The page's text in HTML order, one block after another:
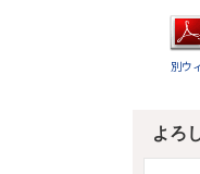
別ウ